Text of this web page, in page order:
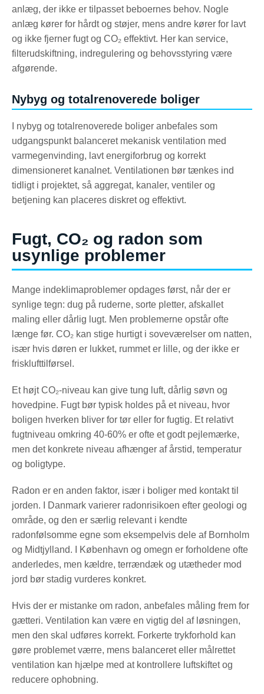
anlæg, der ikke er tilpasset beboernes behov. Nogle
anlæg kører for hårdt og støjer, mens andre kører for lavt
og ikke fjerner fugt og CO₂ effektivt. Her kan service,
filterudskiftning, indregulering og behovsstyring være
afgørende.
Nybyg og totalrenoverede boliger
I nybyg og totalrenoverede boliger anbefales som
udgangspunkt balanceret mekanisk ventilation med
varmegenvinding, lavt energiforbrug og korrekt
dimensioneret kanalnet. Ventilationen bør tænkes ind
tidligt i projektet, så aggregat, kanaler, ventiler og
betjening kan placeres diskret og effektivt.
Fugt, CO₂ og radon som
usynlige problemer
Mange indeklimaproblemer opdages først, når der er
synlige tegn: dug på ruderne, sorte pletter, afskallet
maling eller dårlig lugt. Men problemerne opstår ofte
længe før. CO₂ kan stige hurtigt i soveværelser om natten,
især hvis døren er lukket, rummet er lille, og der ikke er
frisklufttilførsel.
Et højt CO₂-niveau kan give tung luft, dårlig søvn og
hovedpine. Fugt bør typisk holdes på et niveau, hvor
boligen hverken bliver for tør eller for fugtig. Et relativt
fugtniveau omkring 40-60% er ofte et godt pejlemærke,
men det konkrete niveau afhænger af årstid, temperatur
og boligtype.
Radon er en anden faktor, især i boliger med kontakt til
jorden. I Danmark varierer radonrisikoen efter geologi og
område, og den er særlig relevant i kendte
radonfølsomme egne som eksempelvis dele af Bornholm
og Midtjylland. I København og omegn er forholdene ofte
anderledes, men kældre, terrændæk og utætheder mod
jord bør stadig vurderes konkret.
Hvis der er mistanke om radon, anbefales måling frem for
gætteri. Ventilation kan være en vigtig del af løsningen,
men den skal udføres korrekt. Forkerte trykforhold kan
gøre problemet værre, mens balanceret eller målrettet
ventilation kan hjælpe med at kontrollere luftskiftet og
reducere ophobning.